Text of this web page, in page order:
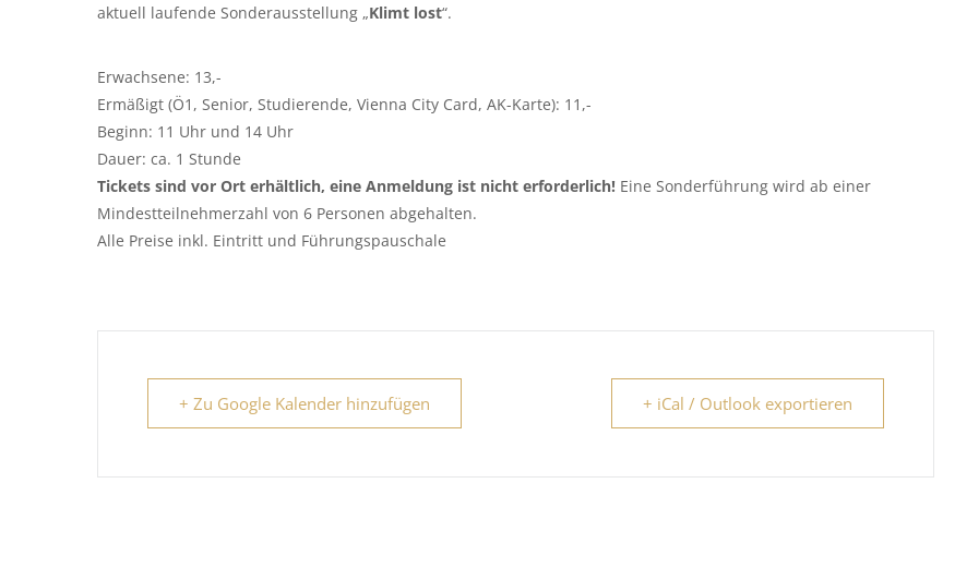
aktuell laufende Sonderausstellung „Klimt lost“.
Erwachsene: 13,-
Ermäßigt (Ö1, Senior, Studierende, Vienna City Card, AK-Karte): 11,-
Beginn: 11 Uhr und 14 Uhr
Dauer: ca. 1 Stunde
Tickets sind vor Ort erhältlich, eine Anmeldung ist nicht erforderlich! Eine Sonderführung wird ab einer
Mindestteilnehmerzahl von 6 Personen abgehalten.
Alle Preise inkl. Eintritt und Führungspauschale
+ Zu Google Kalender hinzufügen + iCal / Outlook exportieren